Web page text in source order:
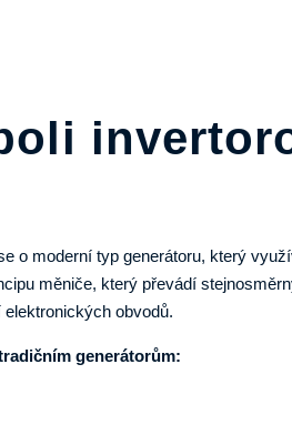
o moderní typ generátoru, který
měniče, který převádí
obvodů.
generátorům: